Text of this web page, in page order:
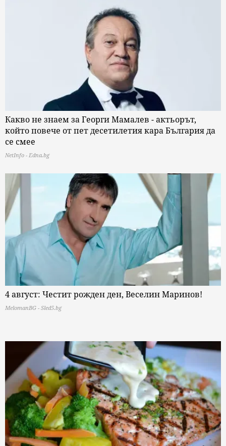
Какво не знаем за Георги Мамалев - актьорът,
който повече от пет десетилетия кара България да
се смее
NetInfo - Edna.bg
4 август: Честит рожден ден, Веселин Маринов!
MelomanBG - Sled5.bg